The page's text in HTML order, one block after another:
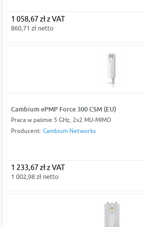
1 058,67 zł z VAT
860,71 zł netto
Cambium ePMP Force 300 CSM (EU)
Praca w paśmie 5 GHz, 2x2 MU-MIMO
Producent: Cambium Networks
1 233,67 zł z VAT
1 002,98 zł netto